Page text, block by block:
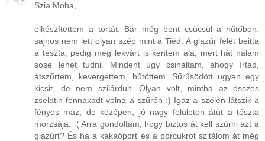
Szia Moha,
elkészítettem a tortát. Bár még bent csücsül a hűtőben,
sajnos nem lett olyan szép mint a Tiéd. A glazúr felét beitta
a tészta, pedig még lekvárt is kentem alá, mert hát nálam
sose lehet tudni. Mindent úgy csináltam, ahogy írtad,
átszűrtem, kevergettem, hűtöttem. Sűrűsödött ugyan egy
kicsit, de nem szilárdult. Olyan volt, mintha az összes
zselatin fennakadt volna a szűrőn :) Igaz a szélén látszik a
fényes máz, de középen, jó nagy felületen átüt a tészta
morzsája. :( Arra gondoltam, hogy biztos át kell szűrni azt a
glazúrt? És ha a kakaóport és a porcukrot szitálom át még